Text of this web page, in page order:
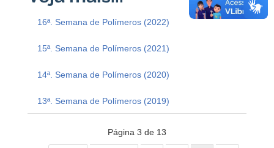
16ª. Semana de Polímeros (2022)
15ª. Semana de Polímeros (2021)
14ª. Semana de Polímeros (2020)
13ª. Semana de Polímeros (2019)
Página 3 de 13